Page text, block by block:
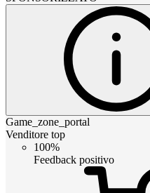
Game_zone_portal
Venditore top
100%
Feedback positivo